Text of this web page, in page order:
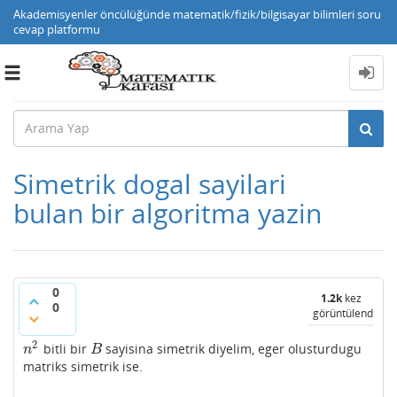
Akademisyenler öncülüğünde matematik/fizik/bilgisayar bilimleri soru
cevap platformu
Toggle
Simetrik dogal sayilari
bulan bir algoritma yazin
0
0
1.2kkez
görüntülendi
n2
n2 bitli bir B
B sayisina simetrik diyelim, eger olusturdugu
matriks simetrik ise.